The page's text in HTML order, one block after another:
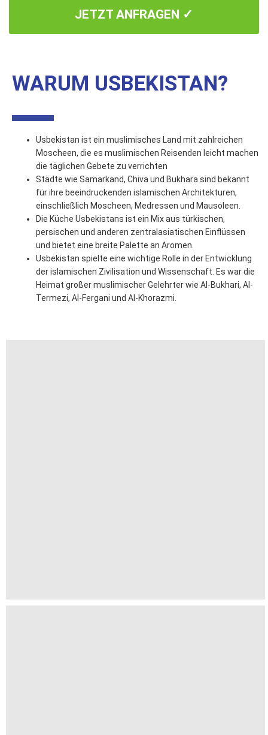
JETZT ANFRAGEN ✓
WARUM USBEKISTAN?
Usbekistan ist ein muslimisches Land mit zahlreichen
Moscheen, die es muslimischen Reisenden leicht machen
die täglichen Gebete zu verrichten
Städte wie Samarkand, Chiva und Bukhara sind bekannt
für ihre beeindruckenden islamischen Architekturen,
einschließlich Moscheen, Medressen und Mausoleen.
Die Küche Usbekistans ist ein Mix aus türkischen,
persischen und anderen zentralasiatischen Einflüssen
und bietet eine breite Palette an Aromen.
Usbekistan spielte eine wichtige Rolle in der Entwicklung
der islamischen Zivilisation und Wissenschaft. Es war die
Heimat großer muslimischer Gelehrter wie Al-Bukhari, Al-
Termezi, Al-Fergani und Al-Khorazmi.